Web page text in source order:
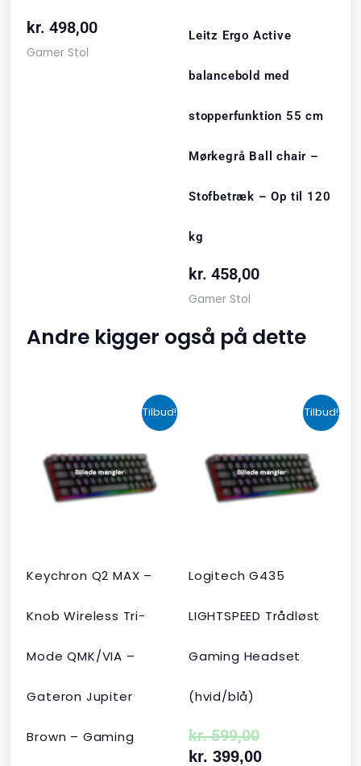
kr. 498,00
Gamer Stol
Leitz Ergo Active
balancebold med
stopperfunktion 55 cm
Mørkegrå Ball chair –
Stofbetræk – Op til 120
kg
kr. 458,00
Gamer Stol
Andre kigger også på dette
Tilbud!
Keychron Q2 MAX –
Knob Wireless Tri-
Mode QMK/VIA –
Gateron Jupiter
Brown – Gaming
oprindelige
pris
var:
kr. 2.190,00.
Den
aktuelle
pris
er:
kr. 1.465,00.
Tilbud!
Logitech G435
LIGHTSPEED Trådløst
Gaming Headset
(hvid/blå)
kr.599,00
oprindelige
pris
var:
kr. 599,00.
kr. 399,00
aktuelle
pris
er:
kr. 399,00.